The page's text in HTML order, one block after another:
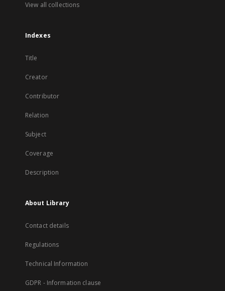
View all collections
Indexes
Title
Creator
Contributor
Relation
Subject
Coverage
Description
About Library
Contact details
Regulations
Technical Information
GDPR - Information clause